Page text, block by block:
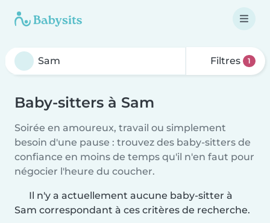
Filtres 1
Baby-sitters à Sam
Soirée en amoureux, travail ou simplement
besoin d'une pause : trouvez des baby-sitters de
confiance en moins de temps qu'il n'en faut pour
négocier l'heure du coucher.
Il n'y a actuellement aucune baby-sitter à
Sam correspondant à ces critères de recherche.